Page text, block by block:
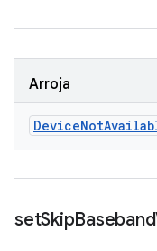
Arroja
DeviceNot
setSkipBaseband